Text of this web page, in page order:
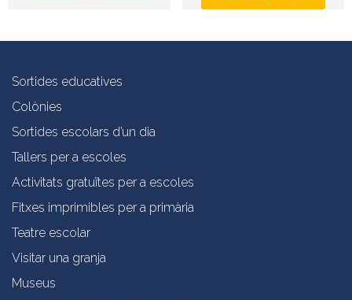
Sortides educatives
Colònies
Sortides escolars d’un dia
Tallers per a escoles
Activitats gratuïtes per a escoles
Fitxes imprimibles per a primària
Teatre escolar
Visitar una granja
Museus